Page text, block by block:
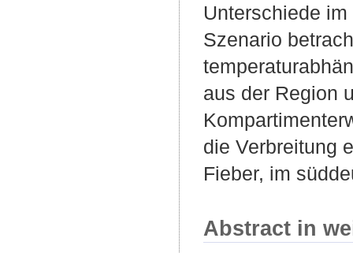
Unterschiede
Szenario
aus der Region
die Verbreitung
Fieber, im
Abstract in